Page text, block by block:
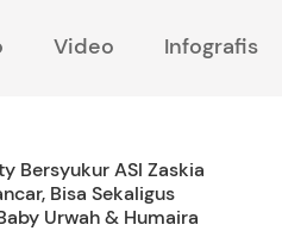
Video Infografis
Bersyukur ASI Zaskia
Bisa Sekaligus
Urwah & Humaira